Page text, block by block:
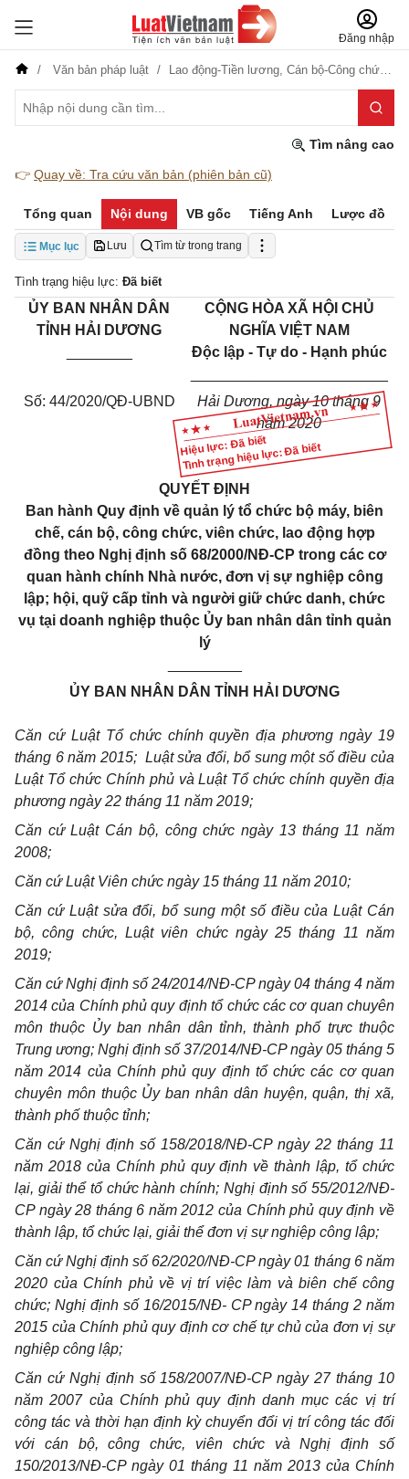
Đăng nhập
Văn bản pháp luật Lao động-Tiền lương, Cán bộ-Công chức-Viên chức
Tìm nâng cao
👉 Quay về: Tra cứu văn bản (phiên bản cũ)
Tổng quan Nội dung VB gốc Tiếng Anh Lược đồ
Mục lục Lưu Tìm từ trong trang
Tình trạng hiệu lực: Đã biết
Hiệu lực: Đã biết
Tình trạng hiệu lực: Đã biết
ỦY BAN NHÂN DÂN
TỈNH HẢI DƯƠNG
CỘNG HÒA XÃ HỘI CHỦ
NGHĨA VIỆT NAM
Độc lập - Tự do - Hạnh phúc
Số: 44/2020/QĐ-UBND
Hải Dương, ngày 10 tháng 9
năm 2020
QUYẾT ĐỊNH
Ban hành Quy định về quản lý tổ chức bộ máy, biên
chế, cán bộ, công chức, viên chức, lao động hợp
đồng theo Nghị định số 68/2000/NĐ-CP trong các cơ
quan hành chính Nhà nước, đơn vị sự nghiệp công
lập; hội, quỹ cấp tỉnh và người giữ chức danh, chức
vụ tại doanh nghiệp thuộc Ủy ban nhân dân tỉnh quản
lý
ỦY BAN NHÂN DÂN TỈNH HẢI DƯƠNG
Căn cứ Luật Tổ chức chính quyền địa phương ngày 19
tháng 6 năm 2015; Luật sửa đổi, bổ sung một số điều của
Luật Tổ chức Chính phủ và Luật Tổ chức chính quyền địa
phương ngày 22 tháng 11 năm 2019;
Căn cứ Luật Cán bộ, công chức ngày 13 tháng 11 năm
2008;
Căn cứ Luật Viên chức ngày 15 tháng 11 năm 2010;
Căn cứ Luật sửa đổi, bổ sung một số điều của Luật Cán
bộ, công chức, Luật viên chức ngày 25 tháng 11 năm
2019;
Căn cứ Nghị định số 24/2014/NĐ-CP ngày 04 tháng 4 năm
2014 của Chính phủ quy định tổ chức các cơ quan chuyên
môn thuộc Ủy ban nhân dân tỉnh, thành phố trực thuộc
Trung ương; Nghị định số 37/2014/NĐ-CP ngày 05 tháng 5
năm 2014 của Chính phủ quy định tổ chức các cơ quan
chuyên môn thuộc Ủy ban nhân dân huyện, quận, thị xã,
thành phố thuộc tỉnh;
Căn cứ Nghị định số 158/2018/NĐ-CP ngày 22 tháng 11
năm 2018 của Chính phủ quy định về thành lập, tổ chức
lại, giải thể tổ chức hành chính; Nghị định số 55/2012/NĐ-
CP ngày 28 tháng 6 năm 2012 của Chính phủ quy định về
thành lập, tổ chức lại, giải thể đơn vị sự nghiệp công lập;
Căn cứ Nghị định số 62/2020/NĐ-CP ngày 01 tháng 6 năm
2020 của Chính phủ về vị trí việc làm và biên chế công
chức; Nghị định số 16/2015/NĐ- CP ngày 14 tháng 2 năm
2015 của Chính phủ quy định cơ chế tự chủ của đơn vị sự
nghiệp công lập;
Căn cứ Nghị định số 158/2007/NĐ-CP ngày 27 tháng 10
năm 2007 của Chính phủ quy định danh mục các vị trí
công tác và thời hạn định kỳ chuyển đổi vị trí công tác đối
với cán bộ, công chức, viên chức và Nghị định số
150/2013/NĐ-CP ngày 01 tháng 11 năm 2013 của Chính